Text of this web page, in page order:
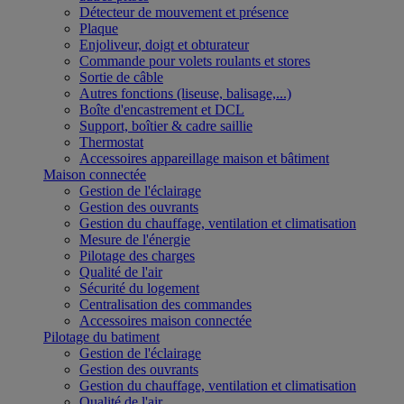
Détecteur de mouvement et présence
Plaque
Enjoliveur, doigt et obturateur
Commande pour volets roulants et stores
Sortie de câble
Autres fonctions (liseuse, balisage,...)
Boîte d'encastrement et DCL
Support, boîtier & cadre saillie
Thermostat
Accessoires appareillage maison et bâtiment
Maison connectée
Gestion de l'éclairage
Gestion des ouvrants
Gestion du chauffage, ventilation et climatisation
Mesure de l'énergie
Pilotage des charges
Qualité de l'air
Sécurité du logement
Centralisation des commandes
Accessoires maison connectée
Pilotage du batiment
Gestion de l'éclairage
Gestion des ouvrants
Gestion du chauffage, ventilation et climatisation